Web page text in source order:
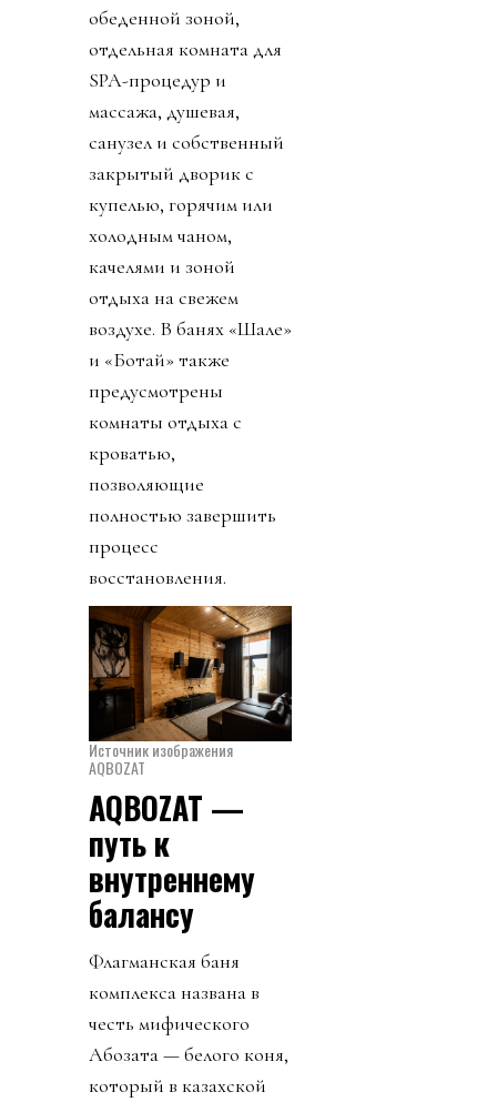
обеденной зоной,
отдельная комната для
SPA-процедур и
массажа, душевая,
санузел и собственный
закрытый дворик с
купелью, горячим или
холодным чаном,
качелями и зоной
отдыха на свежем
воздухе. В банях «Шале»
и «Ботай» также
предусмотрены
комнаты отдыха с
кроватью,
позволяющие
полностью завершить
процесс
восстановления.
Источник изображения
AQBOZAT
AQBOZAT —
путь к
внутреннему
балансу
Флагманская баня
комплекса названа в
честь мифического
Ақбозата — белого коня,
который в казахской